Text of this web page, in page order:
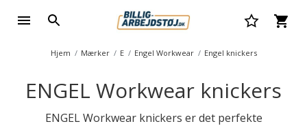
Hjem Mærker E Engel Workwear Engel knickers
ENGEL Workwear knickers
ENGEL Workwear knickers er det perfekte